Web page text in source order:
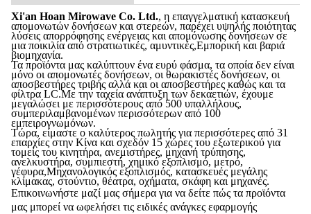
Xi'an Hoan Mirowave Co. Ltd., η επαγγελματική κατασκευή
απομονωτών δονήσεων και στερεών, παρέχει υψηλής ποιότητας
λύσεις απορρόφησης ενέργειας και απομόνωσης δονήσεων σε
μια ποικιλία από στρατιωτικές, αμυντικές,Εμπορική και βαριά
βιομηχανία.
Τα προϊόντα μας καλύπτουν ένα ευρύ φάσμα, τα οποία δεν είναι
μόνο οι απομονωτές δονήσεων, οι θωρακιστές δονήσεων, οι
αποσβεστήρες τριβής αλλά και οι αποσβεστήρες καθώς και τα
φίλτρα LC.Με την ταχεία ανάπτυξη των δεκαετιών, έχουμε
μεγαλώσει με περισσότερους από 500 υπαλλήλους,
συμπεριλαμβανομένων περισσότερων από 100
εμπειρογνωμόνων.
Τώρα, είμαστε ο καλύτερος πωλητής για περισσότερες από 31
επαρχίες στην Κίνα και σχεδόν 15 χώρες του εξωτερικού για
τομείς του κινητήρα, ανεμιστήρες, μηχανή τρύπησης,
ανελκυστήρα, συμπιεστή, χημικό εξοπλισμό, μετρό,
γέφυρα,Μηχανολογικός εξοπλισμός, κατασκευές μεγάλης
κλίμακας, στούντιο, θέατρα, οχήματα, σκάφη και μηχανές.
Επικοινωνήστε μαζί μας σήμερα για να δείτε πώς τα προϊόντα
μας μπορεί να ωφελήσει τις ειδικές ανάγκες εφαρμογής